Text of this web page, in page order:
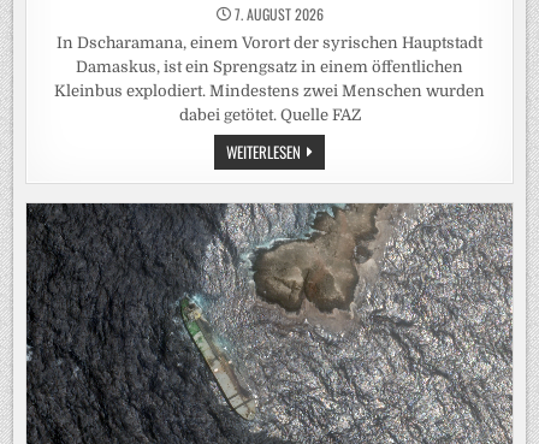
7. AUGUST 2026
In Dscharamana, einem Vorort der syrischen Hauptstadt
Damaskus, ist ein Sprengsatz in einem öffentlichen
Kleinbus explodiert. Mindestens zwei Menschen wurden
dabei getötet. Quelle FAZ
WEITERLESEN SYRIEN:
TOTE
NACH
EXPLOSION
IN
KLEINBUS
NAHE
DAMASKUS